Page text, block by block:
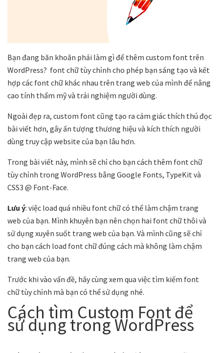
Bạn đang băn khoăn phải làm gì để thêm custom font trên
WordPress? font chữ tùy chỉnh cho phép bạn sáng tạo và kết
hợp các font chữ khác nhau trên trang web của mình để nâng
cao tính thẩm mỹ và trải nghiệm người dùng.
Ngoài đẹp ra, custom font cũng tạo ra cảm giác thích thú đọc
bài viết hơn, gây ấn tượng thương hiệu và kích thích người
dùng truy cập website của bạn lâu hơn.
Trong bài viết này, mình sẽ chỉ cho bạn cách thêm font chữ
tùy chỉnh trong WordPress bằng Google Fonts, TypeKit và
CSS3 @ Font-Face.
Lưu ý: việc load quá nhiều font chữ có thể làm chậm trang
web của bạn. Mình khuyên bạn nên chọn hai font chữ thôi và
sử dụng xuyên suốt trang web của bạn. Và mình cũng sẽ chỉ
cho bạn cách load font chữ đúng cách mà không làm chậm
trang web của bạn.
Trước khi vào vấn đề, hãy cùng xem qua việc tìm kiếm font
chữ tùy chỉnh mà bạn có thể sử dụng nhé.
Cách tìm Custom Font để
sử dụng trong WordPress